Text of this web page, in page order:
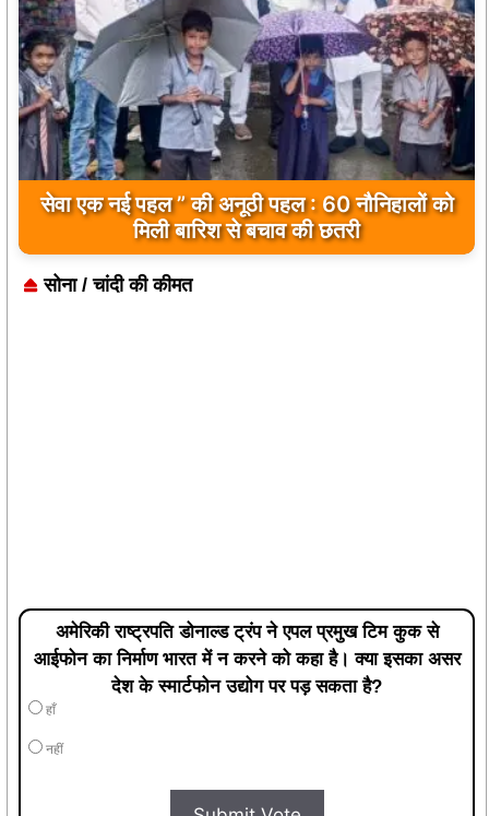
सेवा एक नई पहल ” की अनूठी पहल : 60 नौनिहालों को
मिली बारिश से बचाव की छतरी
सोना / चांदी की कीमत
अमेरिकी राष्ट्रपति डोनाल्ड ट्रंप ने एपल प्रमुख टिम कुक से
आईफोन का निर्माण भारत में न करने को कहा है। क्या इसका असर
देश के स्मार्टफोन उद्योग पर पड़ सकता है?
हाँ
नहीं